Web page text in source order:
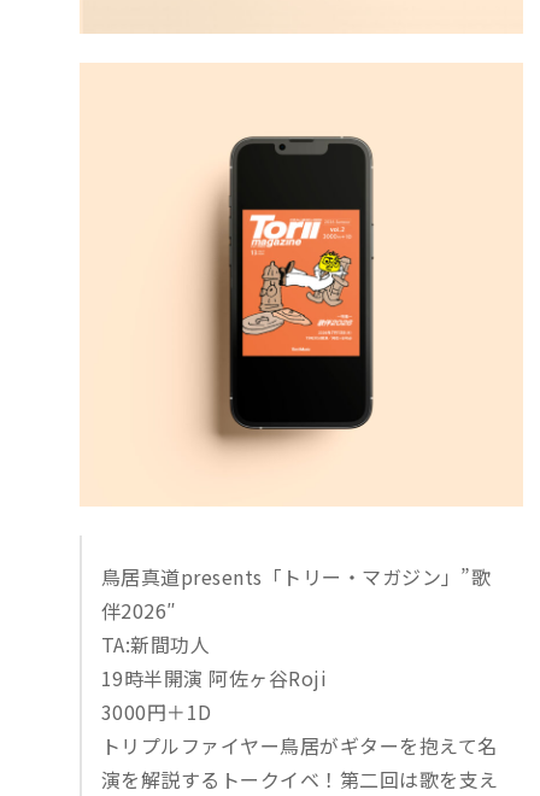
鳥居真道presents「トリー・マガジン」”歌
伴2026″
TA:新間功人
19時半開演 阿佐ヶ谷Roji
3000円＋1D
トリプルファイヤー鳥居がギターを抱えて名
演を解説するトークイベ！第二回は歌を支え